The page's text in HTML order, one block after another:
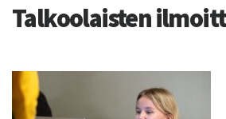
Talkoolaisten